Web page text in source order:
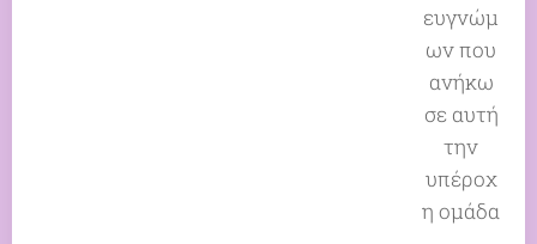
ευγνώμ
ων που
ανήκω
σε αυτή
την
υπέροχ
η ομάδα